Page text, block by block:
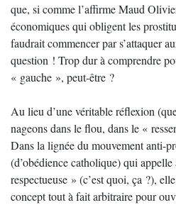
que, si comme l’affirme Maud
économiques qui obligent les
faudrait commencer par s’attaquer
question ! Trop dur à comprendre
« gauche », peut-être ?
Au lieu d’une véritable réflexion
nageons dans le flou, dans le «
Dans la lignée du mouvement anti-
(d’obédience catholique) qui
respectueuse » (c’est quoi, ça ?),
concept tout à fait arbitraire pour